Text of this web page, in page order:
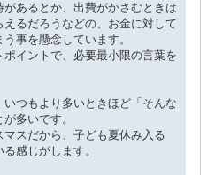
あるとか、出費がかさむときは
るだろうなどの、お金に対して
事を懸念しています。
イントで、必要最小限の言葉を
つもより多いときほど「そんな
多いです。
スだから、子ども夏休み入る
感じがします。